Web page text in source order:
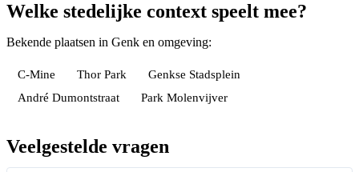
Welke stedelijke context speelt mee?
Bekende plaatsen in Genk en omgeving:
C-Mine Thor Park
Genkse Stadsplein
André Dumontstraat
Park Molenvijver
Veelgestelde vragen